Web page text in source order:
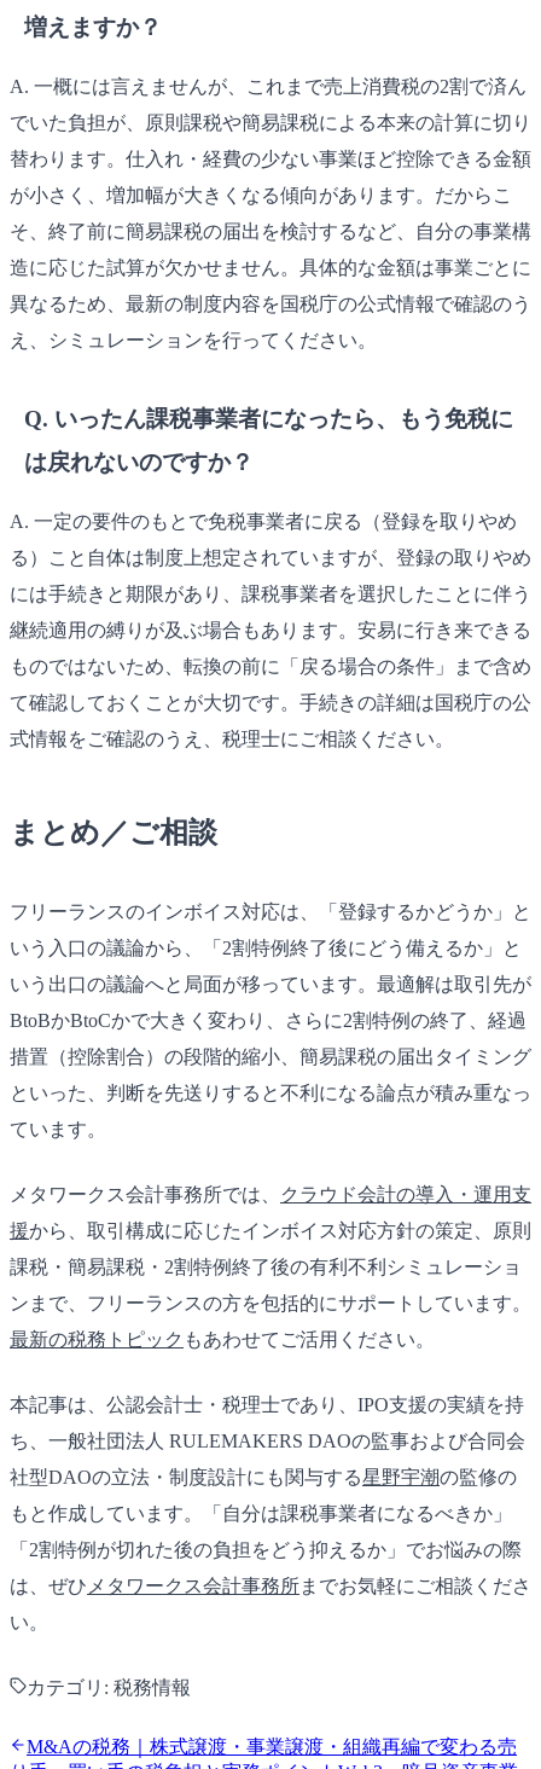
増えますか？
A. 一概には言えませんが、これまで売上消費税の2割で済ん
でいた負担が、原則課税や簡易課税による本来の計算に切り
替わります。仕入れ・経費の少ない事業ほど控除できる金額
が小さく、増加幅が大きくなる傾向があります。だからこ
そ、終了前に簡易課税の届出を検討するなど、自分の事業構
造に応じた試算が欠かせません。具体的な金額は事業ごとに
異なるため、最新の制度内容を国税庁の公式情報で確認のう
え、シミュレーションを行ってください。
Q. いったん課税事業者になったら、もう免税に
は戻れないのですか？
A. 一定の要件のもとで免税事業者に戻る（登録を取りやめ
る）こと自体は制度上想定されていますが、登録の取りやめ
には手続きと期限があり、課税事業者を選択したことに伴う
継続適用の縛りが及ぶ場合もあります。安易に行き来できる
ものではないため、転換の前に「戻る場合の条件」まで含め
て確認しておくことが大切です。手続きの詳細は国税庁の公
式情報をご確認のうえ、税理士にご相談ください。
まとめ／ご相談
フリーランスのインボイス対応は、「登録するかどうか」と
いう入口の議論から、「2割特例終了後にどう備えるか」と
いう出口の議論へと局面が移っています。最適解は取引先が
BtoBかBtoCかで大きく変わり、さらに2割特例の終了、経過
措置（控除割合）の段階的縮小、簡易課税の届出タイミング
といった、判断を先送りすると不利になる論点が積み重なっ
ています。
メタワークス会計事務所では、
クラウド会計の導入・運用支
援から、取引構成に応じたインボイス対応方針の策定、原則
課税・簡易課税・2割特例終了後の有利不利シミュレーショ
ンまで、フリーランスの方を包括的にサポートしています。
最新の税務トピック もあわせてご活用ください。
本記事は、公認会計士・税理士であり、IPO支援の実績を持
ち、一般社団法人 RULEMAKERS DAOの監事および合同会
社型DAOの立法・制度設計にも関与する星野宇潮の監修の
もと作成しています。「自分は課税事業者になるべきか」
「2割特例が切れた後の負担をどう抑えるか」でお悩みの際
は、ぜひ メタワークス会計事務所までお気軽にご相談くださ
い。
カテゴリ: 税務情報
M&Aの税務｜株式譲渡・事業譲渡・組織再編で変わる売